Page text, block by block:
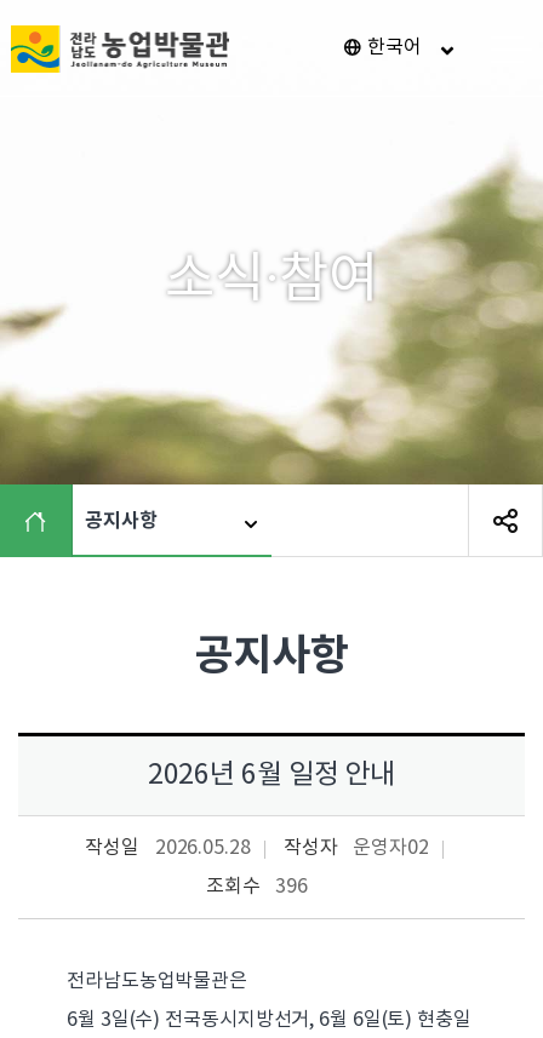
전
남
시
업
박
물
관
"
한국어
소식·참여
공지사항
공지사항
2026년 6월 일정 안내
작성일 2026.05.28 작성자
운영자02
조회수
396
전라남도농업박물관은
6월 3일(수) 전국동시지방선거, 6월 6일(토) 현충일